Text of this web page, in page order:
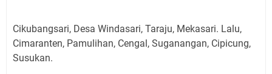
Cikubangsari, Desa Windasari, Taraju, Mekasari. Lalu,
Cimaranten, Pamulihan, Cengal, Suganangan, Cipicung,
Susukan.